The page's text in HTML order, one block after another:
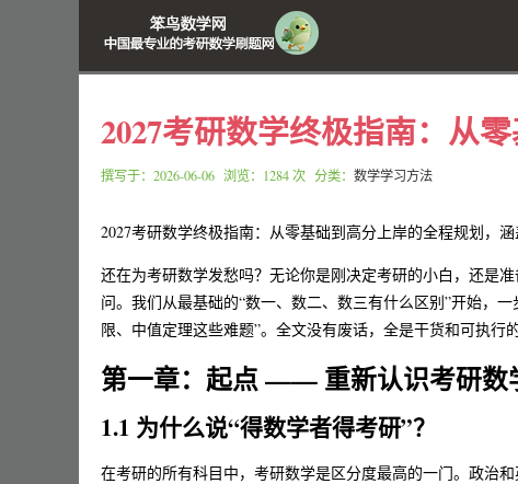
2027考研数学终极指南：从
撰写于： 2026-06-06 浏览：1284 次 分类： 数学学习方法
2027考研数学终极指南：从零基础到高分上岸的全程规划，
还在为考研数学发愁吗？无论你是刚决定考研的小白，还是
问。我们从最基础的“数一、数二、数三有什么区别”开始，
限、中值定理这些难题”。全文没有废话，全是干货和可执行
第一章：起点 —— 重新认识考研数
1.1 为什么说“得数学者得考研”？
在考研的所有科目中，考研数学是区分度最高的一门。政治